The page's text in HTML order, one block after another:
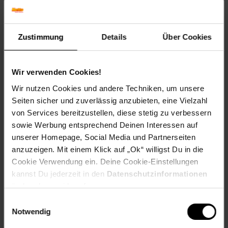
Zustimmung Details Über Cookies
Wir verwenden Cookies!
Wir nutzen Cookies und andere Techniken, um unsere
Seiten sicher und zuverlässig anzubieten, eine Vielzahl
von Services bereitzustellen, diese stetig zu verbessern
sowie Werbung entsprechend Deinen Interessen auf
unserer Homepage, Social Media und Partnerseiten
anzuzeigen. Mit einem Klick auf „Ok“ willigst Du in die
Cookie Verwendung ein. Deine Cookie-Einstellungen
kannst Du jederzeit in den Datenschutzinformationen
ändern bzw. widerrufen.
Notwendig
Material
Beine und Griffe: lackiertes Eisen
Lieferumfang
Ein Sideboard ohne Dekoration
Montageanleitung und -material liegen der Lieferung
bei
Montage
Lieferzustand: teilmontiert - lediglich die Beine
müssen angebracht werden
Pflegehinweise